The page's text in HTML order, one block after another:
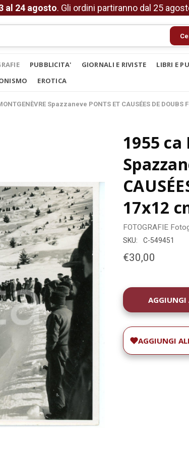
al 24 agosto. Gli ordini partiranno dal 25
PUBBLICITA' GIORNALI E RIVISTE LIBRI E
EROTICA
Spazzaneve PONTS ET CAUSÉES DE DOUBS
1955 ca
17x12
FOTOGRAFIE
SKU: C-549451
€30,00
DISPONIBILITÀ
ATTUALE:
AGGIUNGI